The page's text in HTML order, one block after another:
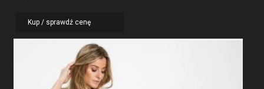
Kup / sprawdź cenę